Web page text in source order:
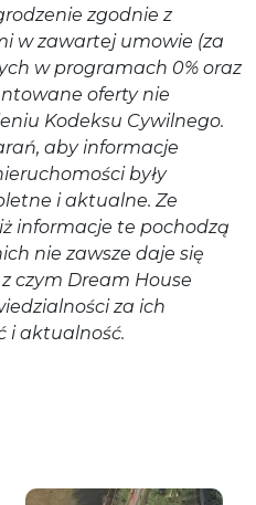
zgodnie z
w zawartej umowie (za
w programach 0% oraz
oferty nie
Kodeksu Cywilnego.
aby informacje
były
i aktualne. Ze
informacje te pochodzą
nie zawsze daje się
czym Dream House
za ich
i aktualność.